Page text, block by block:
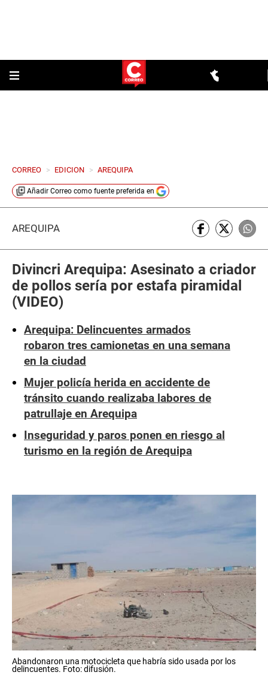
CORREO > EDICION > AREQUIPA
Añadir Correo como fuente preferida en
AREQUIPA
Divincri Arequipa: Asesinato a criador
de pollos sería por estafa piramidal
(VIDEO)
Arequipa: Delincuentes armados
robaron tres camionetas en una semana
en la ciudad
Mujer policía herida en accidente de
tránsito cuando realizaba labores de
patrullaje en Arequipa
Inseguridad y paros ponen en riesgo al
turismo en la región de Arequipa
Abandonaron una motocicleta que habría sido usada por los
delincuentes. Foto: difusión.